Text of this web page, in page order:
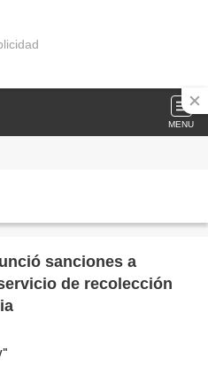
MENU
sanciones a
de recolección